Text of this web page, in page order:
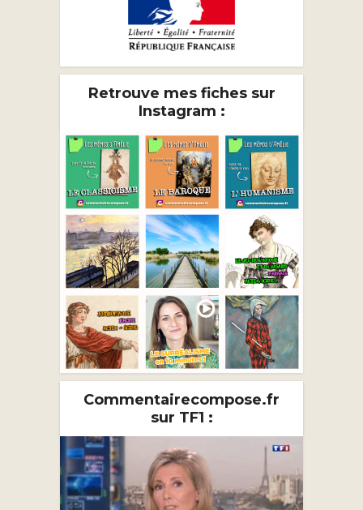
Retrouve mes fiches sur
Instagram :
Commentairecompose.fr
sur TF1 :